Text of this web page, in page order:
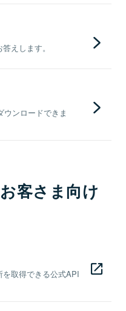
えします。
ンロードできま
客さま向け
取得できる公式API